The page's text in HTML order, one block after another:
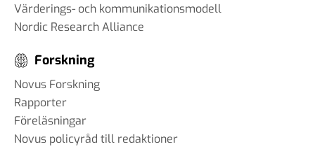
Värderings- och kommunikationsmodell
Nordic Research Alliance
Forskning
Novus Forskning
Rapporter
Föreläsningar
Novus policyråd till redaktioner